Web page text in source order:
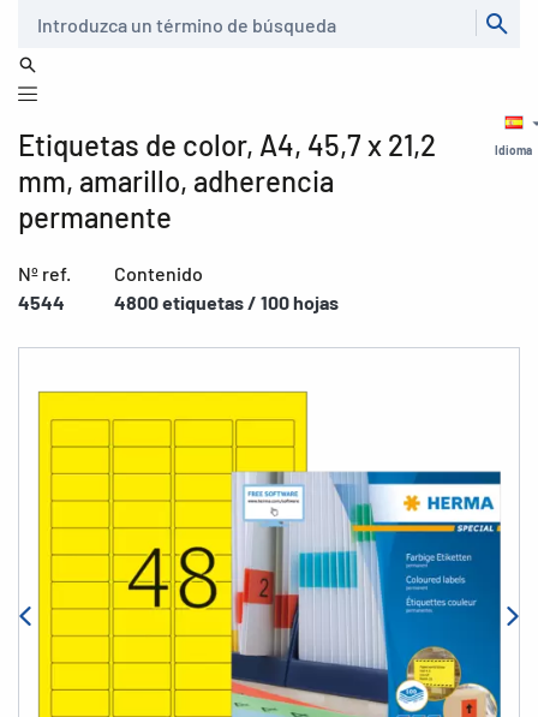
Idioma
Etiquetas de color, A4, 45,7 x 21,2
mm, amarillo, adherencia
permanente
Nº ref.
4544
Contenido
4800 etiquetas / 100 hojas